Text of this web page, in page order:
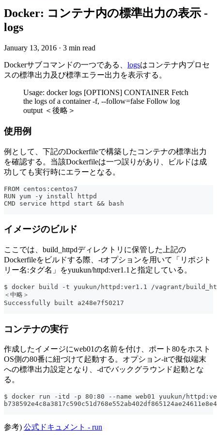
Docker: コンテナ内の標準出力の表示 -
logs
January 13, 2016 · 3 min read
Dockerサブコマンドの一つである、 logsはコンテナ内プロセ
スの標準出力及び標準エラー出力を表示する。
Usage: docker logs [OPTIONS] CONTAINER Fetch
the logs of a container -f, --follow=false Follow log
output ＜後略＞
使用例
例として、下記のDockerfileで構築したコンテナの標準出力
を確認する。当該Dockerfileは一つ誤りがあり、ビルドは成
功しても実行時にエラーとなる。
FROM centos:centos7
RUN yum -y install httpd
CMD service httpd start && bash
イメージのビルド
ここでは、build_httpdディレクトリに保管した上記の
Dockerfileをビルドする際、-tオプションを用いて「リポジト
リー名:タグ名」をyuukun/httpd:ver1.1と指定している。
$ docker build -t yuukun/httpd:ver1.1 /vagrant/
＜中略＞
Successfully built a248e7f50217
コンテナの実行
作成したイメージにweb01の名前を付け、ポート80をホスト
OS側の80番に紐づけて起動する。オプション-itで擬似端末
への標準出力設定となり、-dでバックグラウンド起動とな
る。
$ docker run -itd -p 80:80 --name web01 yuukun/
参考) 公式ドキュメント - run